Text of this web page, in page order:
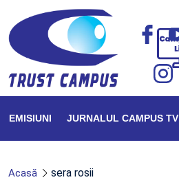
EMISIUNI JURNALUL CAMPUS TV
Acasă sera rosii